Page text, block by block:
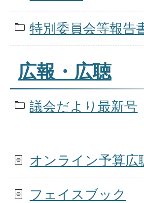
特別委員会等報告
広報・広聴
議会だより最新号
オンライン予算広
フェイスブック